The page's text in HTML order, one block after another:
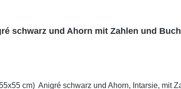
schwarz und Ahorn mit Zahlen und
cm) Anigré schwarz und Ahorn, Intarsie, mit